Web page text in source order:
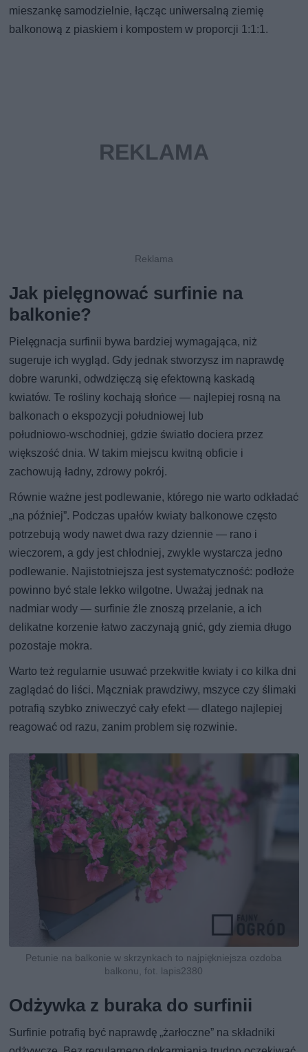
mieszankę samodzielnie, łącząc uniwersalną ziemię
balkonową z piaskiem i kompostem w proporcji 1:1:1.
Jak pielęgnować surfinie na
balkonie?
Pielęgnacja surfinii bywa bardziej wymagająca, niż
sugeruje ich wygląd. Gdy jednak stworzysz im naprawdę
dobre warunki, odwdzięczą się efektowną kaskadą
kwiatów. Te rośliny kochają słońce — najlepiej rosną na
balkonach o ekspozycji południowej lub
południowo‑wschodniej, gdzie światło dociera przez
większość dnia. W takim miejscu kwitną obficie i
zachowują ładny, zdrowy pokrój.
Równie ważne jest podlewanie, którego nie warto odkładać
„na później”. Podczas upałów kwiaty balkonowe często
potrzebują wody nawet dwa razy dziennie — rano i
wieczorem, a gdy jest chłodniej, zwykle wystarcza jedno
podlewanie. Najistotniejsza jest systematyczność: podłoże
powinno być stale lekko wilgotne. Uważaj jednak na
nadmiar wody — surfinie źle znoszą przelanie, a ich
delikatne korzenie łatwo zaczynają gnić, gdy ziemia długo
pozostaje mokra.
Warto też regularnie usuwać przekwitłe kwiaty i co kilka dni
zaglądać do liści. Mączniak prawdziwy, mszyce czy ślimaki
potrafią szybko zniweczyć cały efekt — dlatego najlepiej
reagować od razu, zanim problem się rozwinie.
Petunie na balkonie w skrzynkach to najpiękniejsza ozdoba
balkonu, fot. lapis2380
Odżywka z buraka do surfinii
Surfinie potrafią być naprawdę „żarłoczne” na składniki